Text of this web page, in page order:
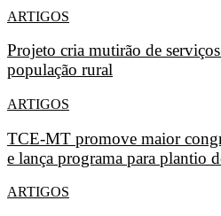
ARTIGOS
Projeto cria mutirão de
população rural
ARTIGOS
TCE-MT promove maior
e lança programa para plantio
ARTIGOS